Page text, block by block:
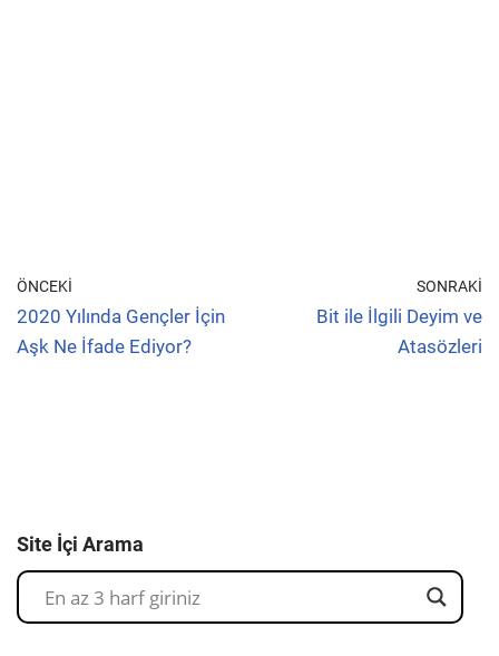
ÖNCEKI
2020 Yılında Gençler İçin
Aşk Ne İfade Ediyor?
SONRAKI
Bit ile İlgili Deyim ve
Atasözleri
Site İçi Arama